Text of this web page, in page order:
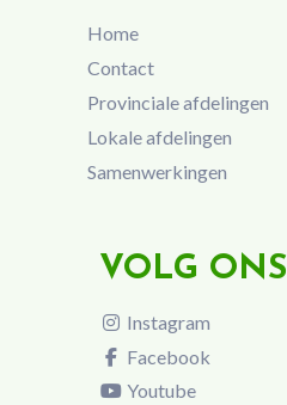
Home
Contact
Provinciale afdelingen
Lokale afdelingen
Samenwerkingen
VOLG ONS
Instagram
Facebook
Youtube